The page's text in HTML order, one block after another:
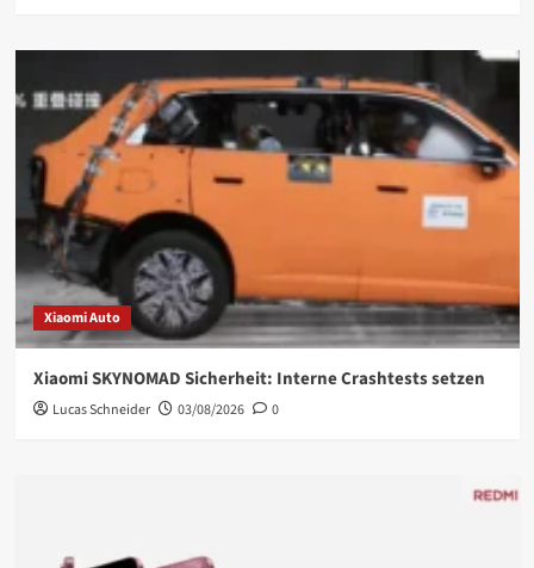
Xiaomi Auto
Xiaomi SKYNOMAD Sicherheit: Interne Crashtests setzen
Lucas Schneider 03/08/2026 0